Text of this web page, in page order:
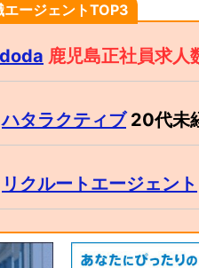
ージェントTOP3
doda 鹿児島正社員求人
ハタラクティブ20代未
リクルートエージェント